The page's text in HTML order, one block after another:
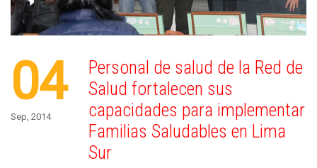
04
Sep, 2014
Personal de salud de la Red de
Salud fortalecen sus
capacidades para implementar
Familias Saludables en Lima
Sur